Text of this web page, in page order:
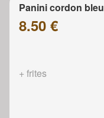
Panini cordon bleu
8.50 €
+ frites